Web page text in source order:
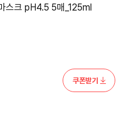
스크 pH4.5 5매_125ml
쿠폰받기